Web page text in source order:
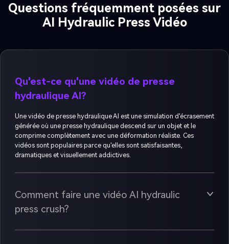
Questions fréquemment posées sur
AI Hydraulic Press Vidéo
Qu'est-ce qu'une vidéo de presse
hydraulique AI?
Une vidéo de presse hydraulique AI est une simulation d'écrasement
générée où une presse hydraulique descend sur un objet et le
comprime complètement avec une déformation réaliste. Ces
vidéos sont populaires parce qu'elles sont satisfaisantes,
dramatiques et visuellement addictives.
Comment faire une vidéo AI hydraulic
press crush?